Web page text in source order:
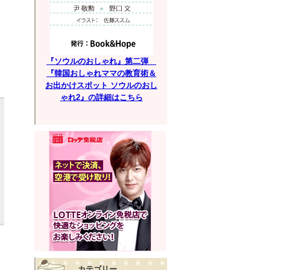
『ソウルのおしゃれ』第二弾
『韓国おしゃれママの教育術＆
お出かけスポット ソウルのおし
ゃれ2』の詳細はこちら